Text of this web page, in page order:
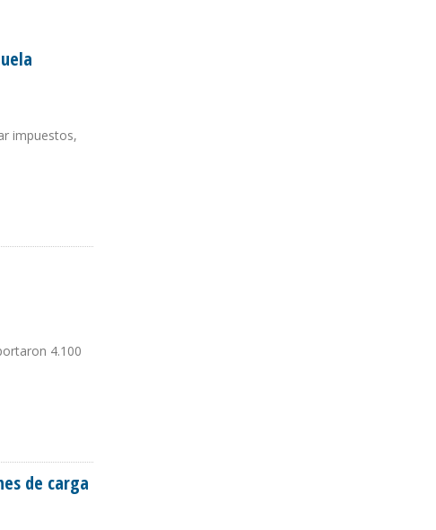
impuestos,
4.100
de carga